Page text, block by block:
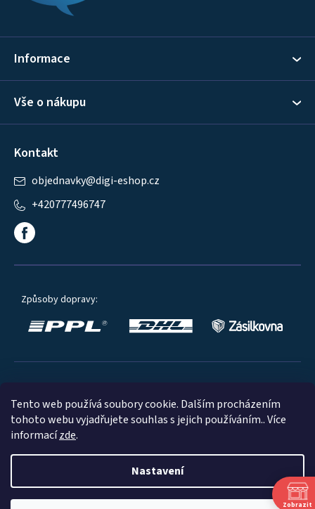
Tento web používá soubory cookie. Dalším procházením
tohoto webu vyjadřujete souhlas s jejich používáním.. Více
informacízde.
Nastavení
Informace
Vše o nákupu
Kontakt
objednavky@digi-eshop.cz
+420777496747
Způsoby dopravy:
Oblíbené způsoby platby:
© 2023
Zobrazit